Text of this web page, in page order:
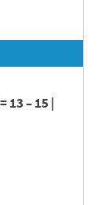
13 – 15 |